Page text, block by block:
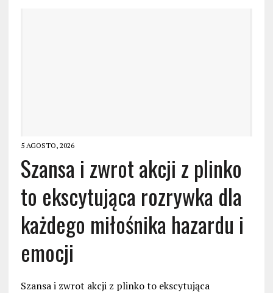
5 AGOSTO, 2026
Szansa i zwrot akcji z plinko
to ekscytująca rozrywka dla
każdego miłośnika hazardu i
emocji
Szansa i zwrot akcji z plinko to ekscytująca